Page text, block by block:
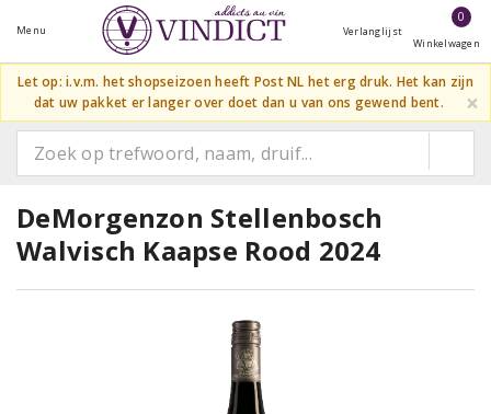
Menu Verlanglijst
0
Winkelwagen
Let op: i.v.m. het shopseizoen heeft Post NL het erg druk. Het kan zijn
dat uw pakket er langer over doet dan u van ons gewend bent.
×
DeMorgenzon Stellenbosch
Walvisch Kaapse Rood 2024